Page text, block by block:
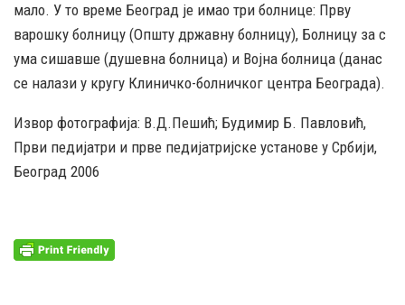
мало. У то време Београд је имао три болнице: Прву
варошку болницу (Општу државну болницу), Болницу за с
ума сишавше (душевна болница) и Војна болница (данас
се налази у кругу Клиничко-болничког центра Београда).
Извор фотографија: В.Д.Пешић; Будимир Б. Павловић,
Први педијатри и прве педијатријске установе у Србији,
Београд 2006